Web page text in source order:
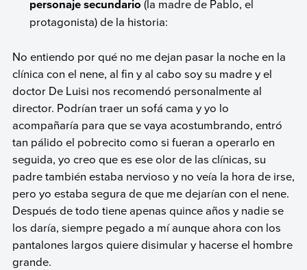
personaje secundario(la madre de Pablo, el
protagonista) de la historia:
No entiendo por qué no me dejan pasar la noche en la
clínica con el nene, al fin y al cabo soy su madre y el
doctor De Luisi nos recomendó personalmente al
director. Podrían traer un sofá cama y yo lo
acompañaría para que se vaya acostumbrando, entró
tan pálido el pobrecito como si fueran a operarlo en
seguida, yo creo que es ese olor de las clínicas, su
padre también estaba nervioso y no veía la hora de irse,
pero yo estaba segura de que me dejarían con el nene.
Después de todo tiene apenas quince años y nadie se
los daría, siempre pegado a mí aunque ahora con los
pantalones largos quiere disimular y hacerse el hombre
grande.